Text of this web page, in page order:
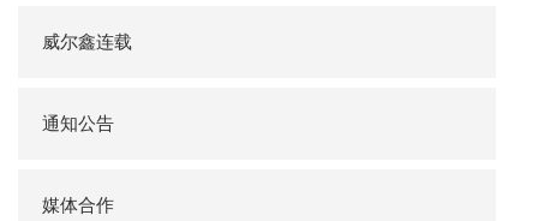
威尔鑫连载
通知公告
媒体合作